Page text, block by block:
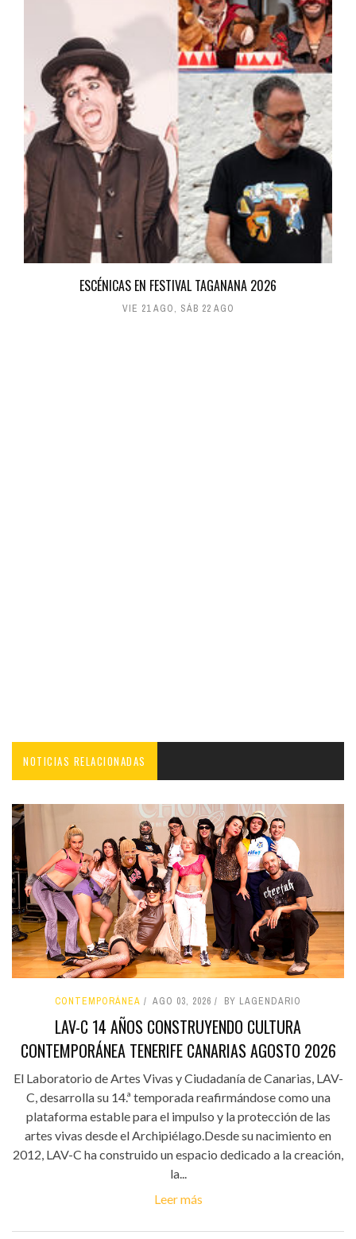
ESCÉNICAS EN FESTIVAL TAGANANA 2026
VIE 21 AGO, SÁB 22 AGO
NOTICIAS RELACIONADAS
CONTEMPORÁNEA AGO 03, 2026 BY LAGENDARIO
LAV-C 14 AÑOS CONSTRUYENDO CULTURA
CONTEMPORÁNEA TENERIFE CANARIAS AGOSTO 2026
El Laboratorio de Artes Vivas y Ciudadanía de Canarias, LAV-
C, desarrolla su 14.ª temporada reafirmándose como una
plataforma estable para el impulso y la protección de las
artes vivas desde el Archipiélago.Desde su nacimiento en
2012, LAV-C ha construido un espacio dedicado a la creación,
la...
Leer más